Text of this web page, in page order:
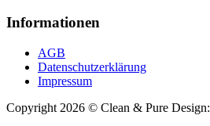
Informationen
AGB
Datenschutzerklärung
Impressum
Copyright 2026 © Clean & Pure Design: